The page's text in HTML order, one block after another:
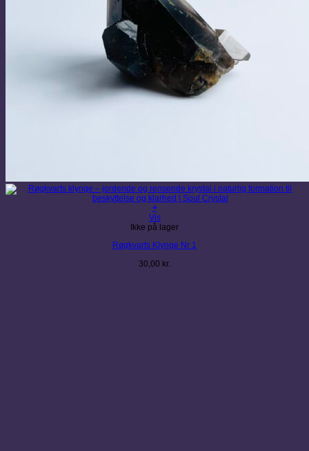
+
Vis
Ikke på lager
Røgkvarts Klynge Nr 1
30,00 kr.